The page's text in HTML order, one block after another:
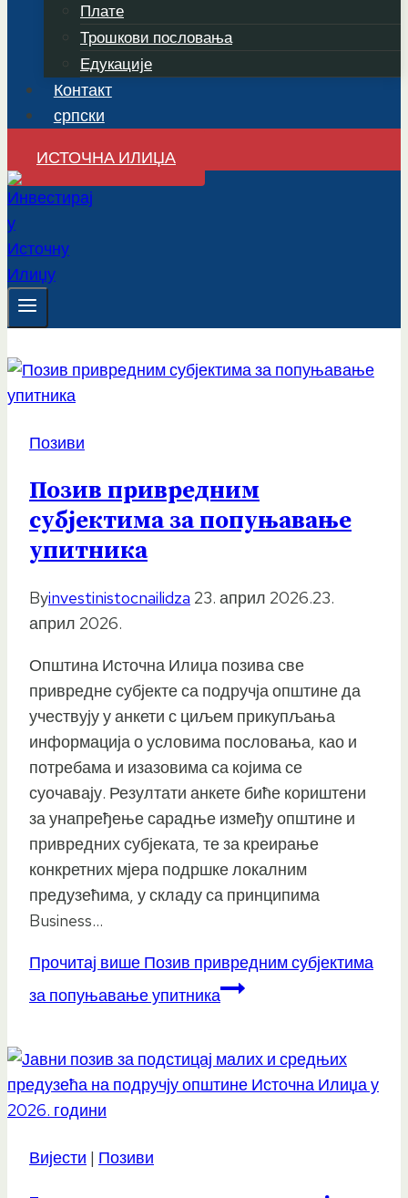
Плате
Трошкови пословања
Едукације
Контакт
српски
ИСТОЧНА ИЛИЏА
Позиви
Позив привредним
субјектима за попуњавање
упитника
Byinvestinistocnailidza 23. април 2026.23.
април 2026.
Општина Источна Илиџа позива све
привредне субјекте са подручја општине да
учествују у анкети с циљем прикупљања
информација о условима пословања, као и
потребама и изазовима са којима се
суочавају. Резултати анкете биће кориштени
за унапређење сарадње између општине и
привредних субјеката, те за креирање
конкретних мјера подршке локалним
предузећима, у складу са принципима
Business…
Прочитај више Позив привредним субјектима
за попуњавање упитника
Вијести | Позиви